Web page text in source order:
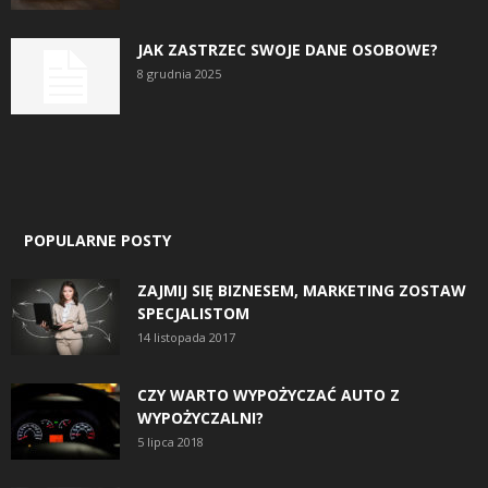
JAK ZASTRZEC SWOJE DANE OSOBOWE?
8 grudnia 2025
POPULARNE POSTY
ZAJMIJ SIĘ BIZNESEM, MARKETING ZOSTAW
SPECJALISTOM
14 listopada 2017
CZY WARTO WYPOŻYCZAĆ AUTO Z
WYPOŻYCZALNI?
5 lipca 2018